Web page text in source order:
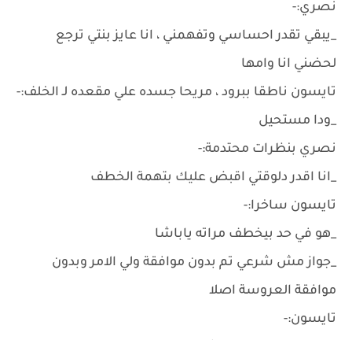
نصري:-
_يبقي تقدر احساسي وتفهمني ، انا عايز بنتي ترجع
لحضني انا وامها
تايسون ناطقا ببرود ، مريحا جسده علي مقعده لـ الخلف:-
_ودا مستحيل
نصري بنظرات محتدمة:-
_انا اقدر دلوقتي اقبض عليك بتهمة الخطف
تايسون ساخرا:-
_هو في حد بيخطف مراته ياباشا
_جواز مش شرعي تم بدون موافقة ولي الامر وبدون
موافقة العروسة اصلا
تايسون:-